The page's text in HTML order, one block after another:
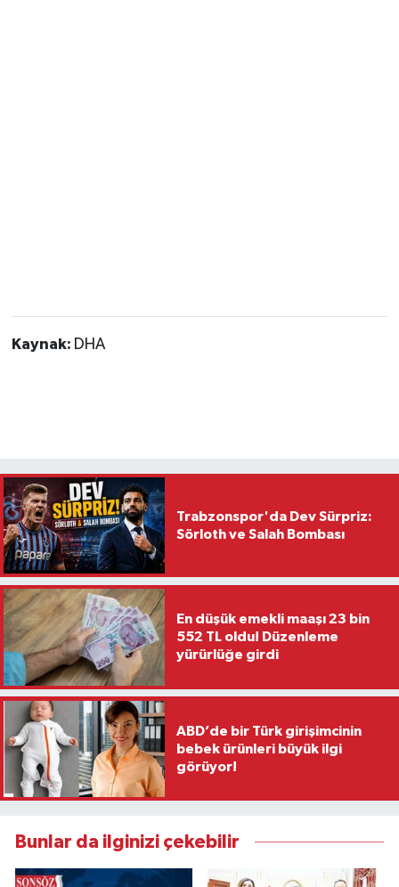
Kaynak: DHA
Trabzonspor'da Dev Sürpriz:
Sörloth ve Salah Bombası
En düşük emekli maaşı 23 bin
552 TL oldu! Düzenleme
yürürlüğe girdi
ABD’de bir Türk girişimcinin
bebek ürünleri büyük ilgi
görüyor!
Bunlar da ilginizi çekebilir